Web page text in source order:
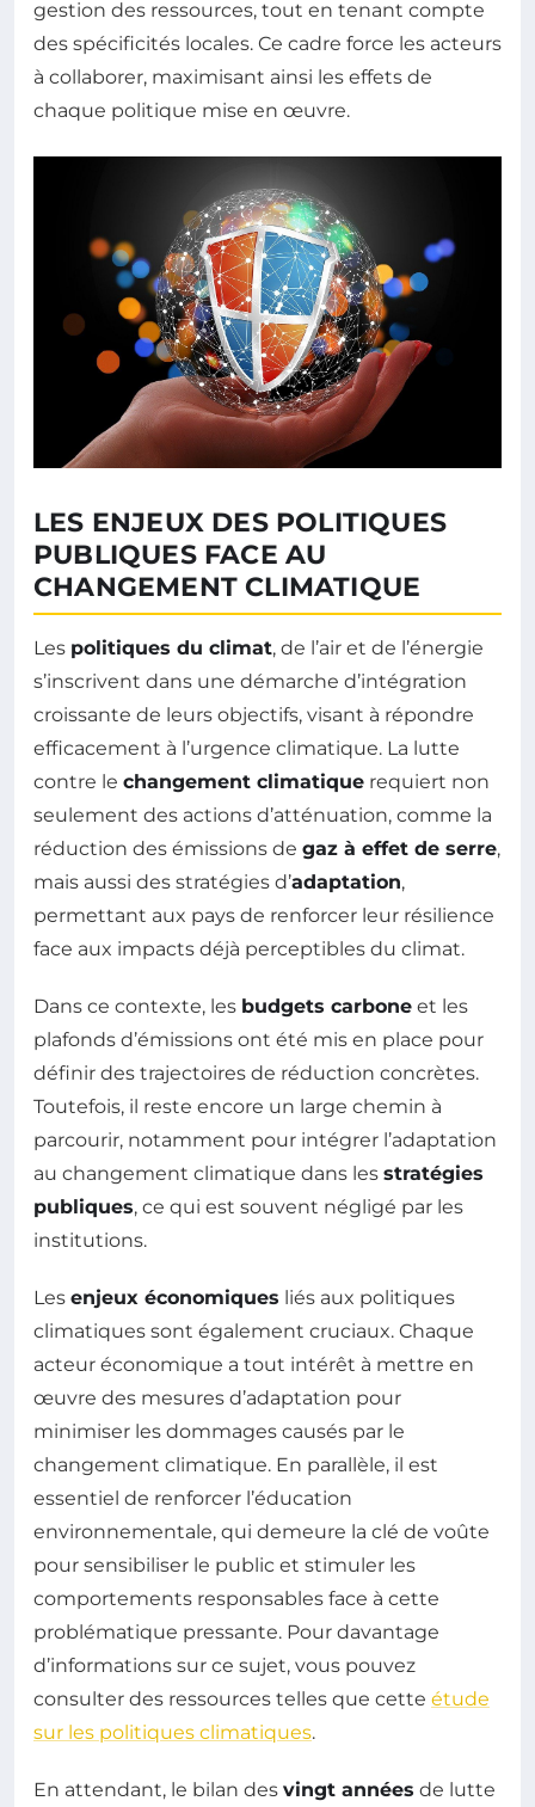
gestion des ressources, tout en tenant compte
des spécificités locales. Ce cadre force les acteurs
à collaborer, maximisant ainsi les effets de
chaque politique mise en œuvre.
LES ENJEUX DES POLITIQUES
PUBLIQUES FACE AU
CHANGEMENT CLIMATIQUE
Les politiques du climat, de l’air et de l’énergie
s’inscrivent dans une démarche d’intégration
croissante de leurs objectifs, visant à répondre
efficacement à l’urgence climatique. La lutte
contre le changement climatique requiert non
seulement des actions d’atténuation, comme la
réduction des émissions de gaz à effet de serre,
mais aussi des stratégies d’adaptation,
permettant aux pays de renforcer leur résilience
face aux impacts déjà perceptibles du climat.
Dans ce contexte, les budgets carbone et les
plafonds d’émissions ont été mis en place pour
définir des trajectoires de réduction concrètes.
Toutefois, il reste encore un large chemin à
parcourir, notamment pour intégrer l’adaptation
au changement climatique dans les stratégies
publiques, ce qui est souvent négligé par les
institutions.
Les enjeux économiques liés aux politiques
climatiques sont également cruciaux. Chaque
acteur économique a tout intérêt à mettre en
œuvre des mesures d’adaptation pour
minimiser les dommages causés par le
changement climatique. En parallèle, il est
essentiel de renforcer l’éducation
environnementale, qui demeure la clé de voûte
pour sensibiliser le public et stimuler les
comportements responsables face à cette
problématique pressante. Pour davantage
d’informations sur ce sujet, vous pouvez
consulter des ressources telles que cette étude
sur les politiques climatiques.
En attendant, le bilan des vingt années de lutte